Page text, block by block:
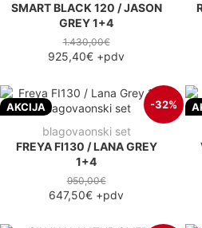
SMART BLACK 120 / JASON
GREY 1+4
1.430,00€
925,40€ +pdv
AKCIJA -32%
blagovaonski set
FREYA FI130 / LANA GREY
1+4
950,00€
647,50€ +pdv